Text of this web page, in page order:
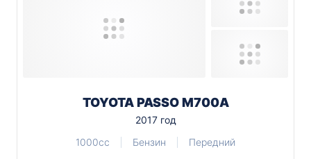
TOYOTA PASSO M700A
2017 год
1000cc
Бензин Передний